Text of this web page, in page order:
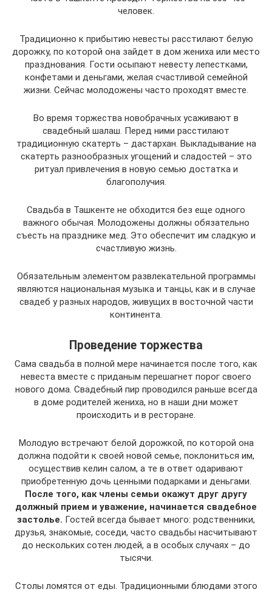
человек.
Традиционно к прибытию невесты расстилают белую
дорожку, по которой она зайдет в дом жениха или место
празднования. Гости осыпают невесту лепестками,
конфетами и деньгами, желая счастливой семейной
жизни. Сейчас молодожены часто проходят вместе.
Во время торжества новобрачных усаживают в
свадебный шалаш. Перед ними расстилают
традиционную скатерть – дастархан. Выкладывание на
скатерть разнообразных угощений и сладостей – это
ритуал привлечения в новую семью достатка и
благополучия.
Свадьба в Ташкенте не обходится без еще одного
важного обычая. Молодожены должны обязательно
съесть на празднике мед. Это обеспечит им сладкую и
счастливую жизнь.
Обязательным элементом развлекательной программы
являются национальная музыка и танцы, как и в случае
свадеб у разных народов, живущих в восточной части
континента.
Проведение торжества
Сама свадьба в полной мере начинается после того, как
невеста вместе с приданым перешагнет порог своего
нового дома. Свадебный пир проводился раньше всегда
в доме родителей жениха, но в наши дни может
происходить и в ресторане.
Молодую встречают белой дорожкой, по которой она
должна подойти к своей новой семье, поклониться им,
осуществив келин салом, а те в ответ одаривают
приобретенную дочь ценными подарками и деньгами.
После того, как члены семьи окажут друг другу
должный прием и уважение, начинается свадебное
застолье. Гостей всегда бывает много: родственники,
друзья, знакомые, соседи, часто свадьбы насчитывают
до нескольких сотен людей, а в особых случаях – до
тысячи.
Столы ломятся от еды. Традиционными блюдами этого